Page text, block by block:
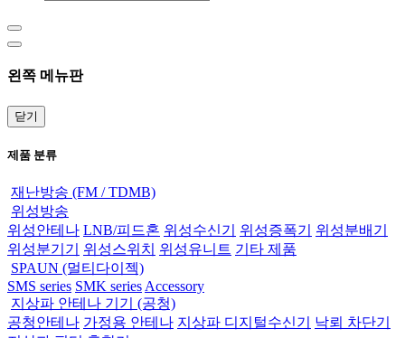
왼쪽 메뉴판
닫기
제품 분류
재난방송 (FM / TDMB)
위성방송
위성안테나 LNB/피드혼 위성수신기 위성증폭기
위성분배기
위성분기기
위성스위치 위성유니트 기타 제품
SPAUN (멀티다이젝)
SMS series SMK series Accessory
지상파 안테나 기기 (공청)
공청안테나 가정용 안테나 지상파 디지털수신기
낙뢰 차단기